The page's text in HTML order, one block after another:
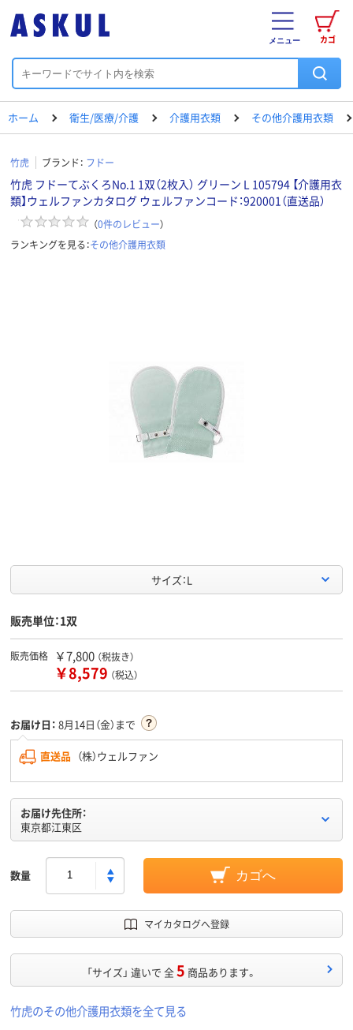
カゴ
メニュー
ホーム 衛生/医療/介護 介護用衣類 その他介護用衣類
竹虎 ブランド： フドー
竹虎 フドーてぶくろNo.1 1双（2枚入） グリーン L 105794 【介護用衣
類】ウェルファンカタログ ウェルファンコード：920001（直送品）
（0件のレビュー）
ランキングを見る：その他介護用衣類
サイズ：L
販売単位：1双
販売価格 ￥7,800 （税抜き）
￥8,579 （税込）
お届け日： 8月14日（金）まで
直送品 （株）ウェルファン
お届け先住所：
東京都江東区
数量 カゴへ
マイカタログへ登録
「サイズ」 違いで 全5 商品あります。
竹虎のその他介護用衣類を全て見る